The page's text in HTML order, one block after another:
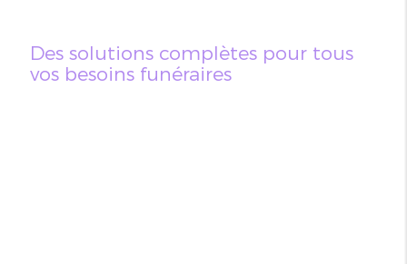
Des solutions complètes pour tous
vos besoins funéraires